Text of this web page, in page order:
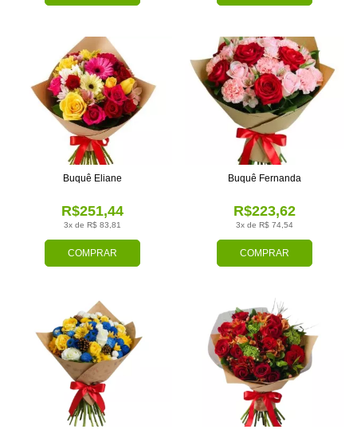
COMPRAR
3x de R$ 83,81
R$251,44
Buquê Eliane
COMPRAR
3x de R$ 74,54
R$223,62
Buquê Fernanda